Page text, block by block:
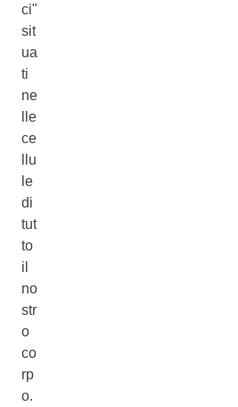
ci"
sit
ua
ti
ne
lle
ce
llu
le
di
tut
to
il
no
str
o
co
rp
o.